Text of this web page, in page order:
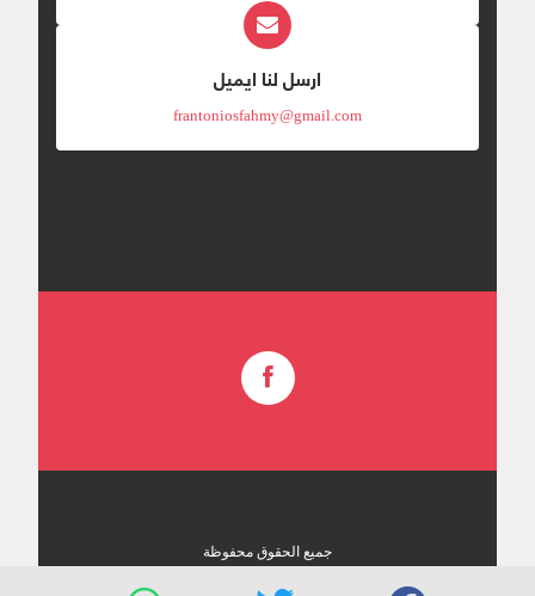
ارسل لنا ايميل
frantoniosfahmy@gmail.com
جميع الحقوق محفوظة